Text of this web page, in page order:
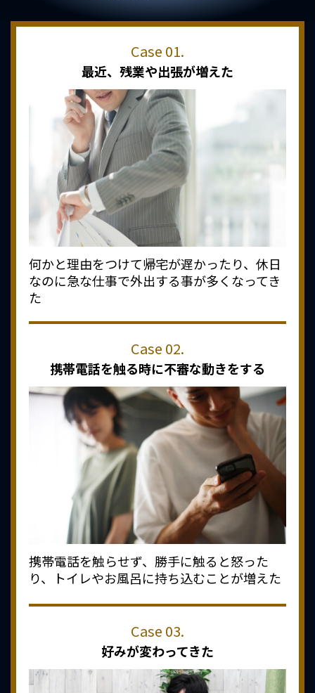
最近、 残業や出張が増えた
何かと理由をつけて帰宅が遅かったり、休日
なのに急な仕事で外出する事が多くなってき
た
携帯電話を触る時に不審な動きをする
携帯電話を触らせず、勝手に触ると怒った
り、トイレやお風呂に持ち込むことが増えた
好みが変わってきた